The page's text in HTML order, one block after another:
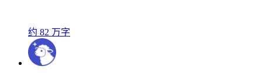
约 82 万字